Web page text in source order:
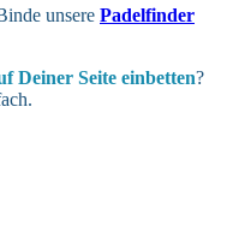
unsere Padelfinder
Deiner Seite ein­betten?